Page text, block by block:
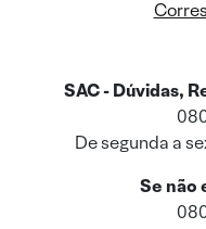
SAC - Dúvidas,
De segunda a
Se não